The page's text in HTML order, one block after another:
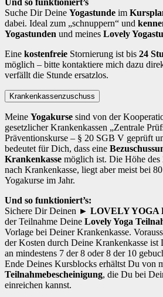
Suche Dir Deine Yogastunde im
dabei. Ideal zum „schnuppern“ und
Yogastunden und meines Lovely
Eine kostenfreie Stornierung ist bis 24
möglich – bitte kontaktiere mich dazu
verfällt die Stunde ersatzlos.
Krankenkassenzuschuss
Meine Yogakurse sind von der
gesetzlicher Krankenkassen „Zentrale
Präventionskurse – § 20 SGB V geprüft
bedeutet für Dich, dass eine
Krankenkasse möglich ist. Die Höhe des
nach Krankenkasse, liegt aber meist bei
Yogakurse im Jahr.
Und so funktioniert’s:
Sichere Dir Deinen ► LOVELY YOGA
der Teilnahme Deine Lovely Yoga
Vorlage bei Deiner Krankenkasse.
der Kosten durch Deine Krankenkasse ist
an mindestens 7 der 8 oder 8 der 10
Ende Deines Kursblocks erhältst Du von
Teilnahmebescheinigung, die Du bei
einreichen kannst.